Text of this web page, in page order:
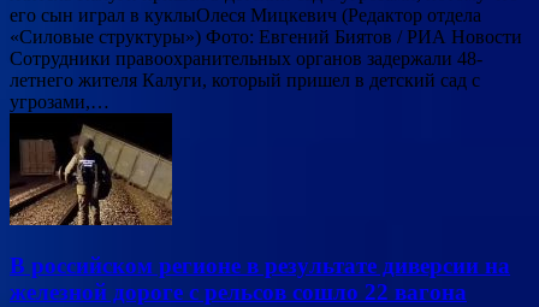
его сын играл в куклыОлеся Мицкевич (Редактор отдела
«Силовые структуры») Фото: Евгений Биятов / РИА Новости
Сотрудники правоохранительных органов задержали 48-
летнего жителя Калуги, который пришел в детский сад с
угрозами,…
В российском регионе в результате диверсии на
железной дороге с рельсов сошло 22 вагона